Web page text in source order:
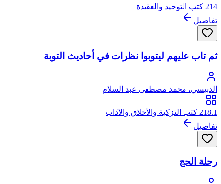
214 كتب التوحيد والعقيدة
تفاصيل
ثم تاب عليهم ليتوبوا نظرات في أحاديث التوبة
الدبيسي، محمد مصطفى عبد السلام
218.1 كتب التزكية والأخلاق والآداب
تفاصيل
رحلة الحج